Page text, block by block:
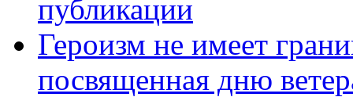
публикации
Героизм не имеет
посвященная дню